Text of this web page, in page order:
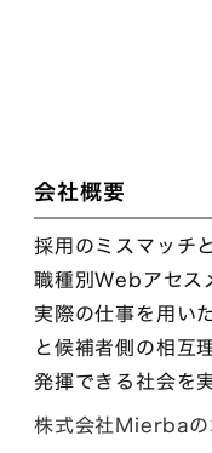
会社概要
採用のミスマッチ
職種別Webアセス
実際の仕事を用い
と候補者側の相互
発揮できる社会を
株式会社Mierbaの